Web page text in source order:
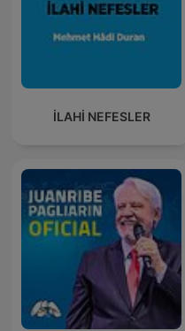
İLAHİ NEFESLER